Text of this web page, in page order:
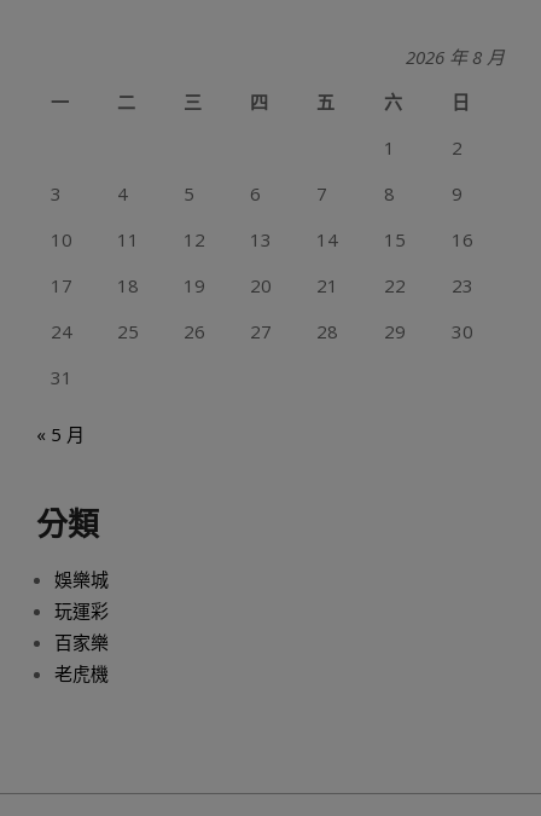
2026 年 8 月
一
二 三 四 五 六
日
1
2
3
4 5 6 7 8
9
10
11 12 13 14 15
16
17
18 19 20 21 22
23
24
25 26 27 28 29
30
31
« 5 月
分類
娛樂城
玩運彩
百家樂
老虎機